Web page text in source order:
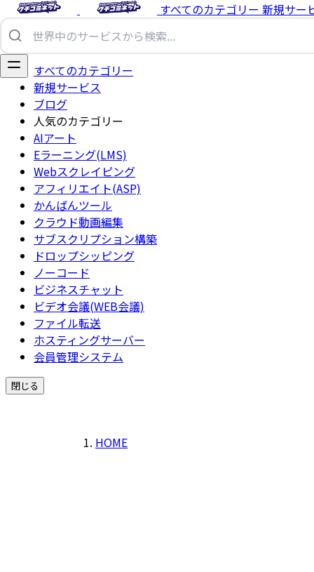
すべてのカテゴリー 新規サー
すべてのカテゴリー
新規サービス
ブログ
人気のカテゴリー
AIアート
Eラーニング(LMS)
Webスクレイピング
アフィリエイト(ASP)
かんばんツール
クラウド動画編集
サブスクリプション構築
ドロップシッピング
ノーコード
ビジネスチャット
ビデオ会議(WEB会議)
ファイル転送
ホスティングサーバー
会員管理システム
閉じる
HOME